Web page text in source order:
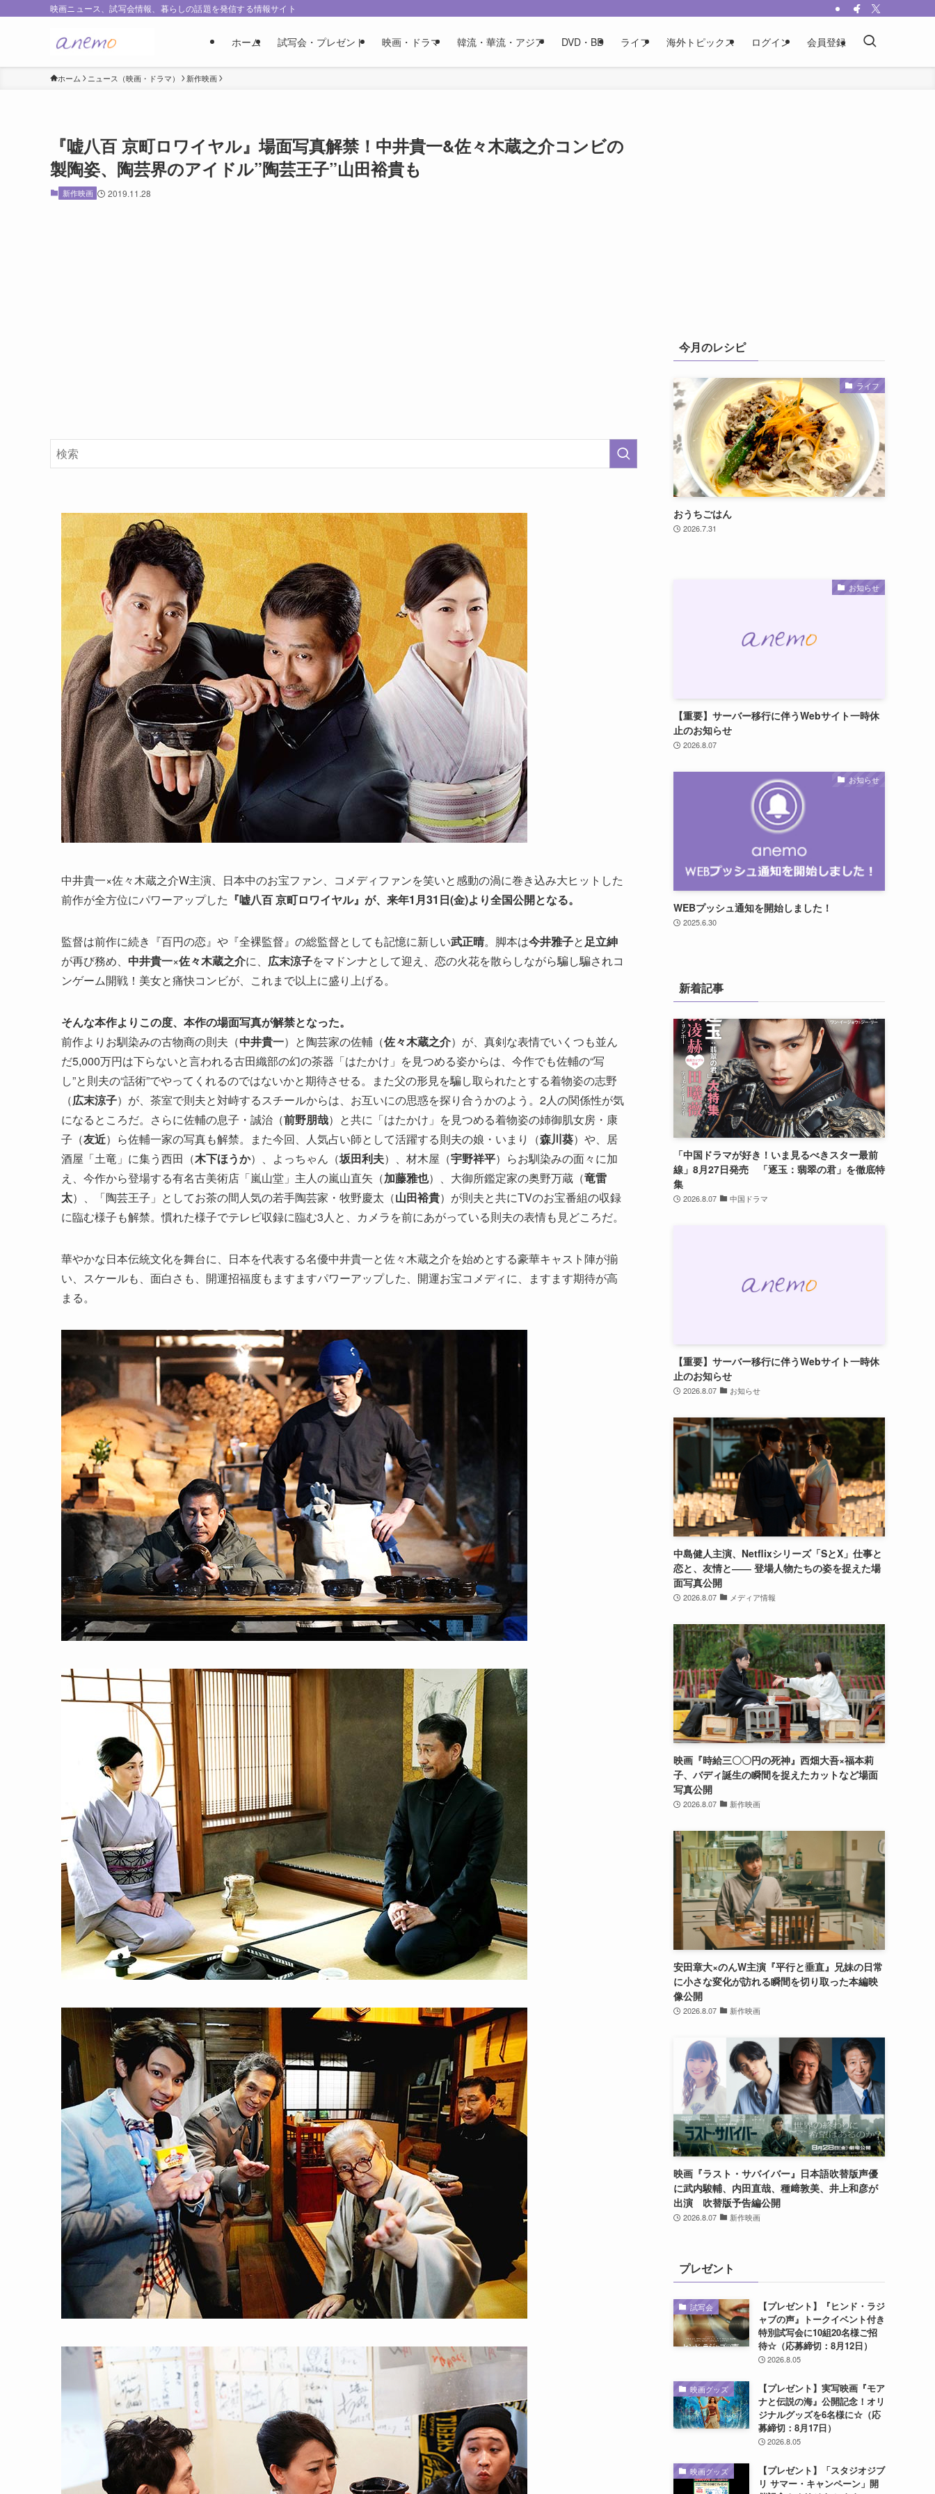
映画ニュース、試写会情報、暮らしの話題を発信する情報サイト
ホーム 試写会・プレゼント 映画・ドラマ 韓流・華流・アジア DVD・BD ライフ 海外トピックス ログイン 会員登録
ホーム ニュース（映画・ドラマ） 新作映画
『嘘八百 京町ロワイヤル』場面写真解禁！中井貴一&佐々木蔵之介コンビの
製陶姿、陶芸界のアイドル”陶芸王子”山田裕貴も
新作映画 2019.11.28
中井貴一×佐々木蔵之介W主演、日本中のお宝ファン、コメディファンを笑いと感動の渦に巻き込み大ヒットした
前作が全方位にパワーアップした 『嘘八百 京町ロワイヤル』が、来年1月31日(金)より全国公開となる。
監督は前作に続き『百円の恋』や『全裸監督』の総監督としても記憶に新しい武正晴。脚本は今井雅子と足立紳
が再び務め、 中井貴一×佐々木蔵之介に、 広末涼子をマドンナとして迎え、恋の火花を散らしながら騙し騙されコ
ンゲーム開戦！美女と痛快コンビが、これまで以上に盛り上げる。
そんな本作よりこの度、本作の場面写真が解禁となった。
前作よりお馴染みの古物商の則夫（中井貴一）と陶芸家の佐輔（佐々木蔵之介）が、真剣な表情でいくつも並ん
だ5,000万円は下らないと言われる古田織部の幻の茶器「はたかけ」を見つめる姿からは、今作でも佐輔の“写
し”と則夫の“話術”でやってくれるのではないかと期待させる。また父の形見を騙し取られたとする着物姿の志野
（広末涼子）が、茶室で則夫と対峙するスチールからは、お互いにの思惑を探り合うかのよう。2人の関係性が気
になるところだ。さらに佐輔の息子・誠治（前野朋哉）と共に「はたかけ」を見つめる着物姿の姉御肌女房・康
子（友近）ら佐輔一家の写真も解禁。また今回、人気占い師として活躍する則夫の娘・いまり（森川葵）や、居
酒屋「土竜」に集う西田（木下ほうか）、よっちゃん（坂田利夫）、材木屋（宇野祥平）らお馴染みの面々に加
え、今作から登場する有名古美術店「嵐山堂」主人の嵐山直矢（加藤雅也）、大御所鑑定家の奥野万蔵（竜雷
太）、「陶芸王子」としてお茶の間人気の若手陶芸家・牧野慶太（山田裕貴）が則夫と共にTVのお宝番組の収録
に臨む様子も解禁。慣れた様子でテレビ収録に臨む3人と、カメラを前にあがっている則夫の表情も見どころだ。
華やかな日本伝統文化を舞台に、日本を代表する名優中井貴一と佐々木蔵之介を始めとする豪華キャスト陣が揃
い、スケールも、面白さも、開運招福度もますますパワーアップした、開運お宝コメディに、ますます期待が高
まる。
今月のレシピ
ライフ
おうちごはん
2026.7.31
お知らせ
【重要】サーバー移行に伴うWebサイト一時休
止のお知らせ
2026.8.07
お知らせ
WEBプッシュ通知を開始しました！
2025.6.30
新着記事
「中国ドラマが好き！いま見るべきスター最前
線」8月27日発売 「逐玉：翡翠の君」を徹底特
集
2026.8.07 中国ドラマ
【重要】サーバー移行に伴うWebサイト一時休
止のお知らせ
2026.8.07 お知らせ
中島健人主演、Netflixシリーズ「SとX」仕事と
恋と、友情と―― 登場人物たちの姿を捉えた場
面写真公開
2026.8.07 メディア情報
映画『時給三〇〇円の死神』西畑大吾×福本莉
子、バディ誕生の瞬間を捉えたカットなど場面
写真公開
2026.8.07 新作映画
安田章大×のんW主演『平行と垂直』兄妹の日常
に小さな変化が訪れる瞬間を切り取った本編映
像公開
2026.8.07 新作映画
映画『ラスト・サバイバー』日本語吹替版声優
に武内駿輔、内田直哉、種﨑敦美、井上和彦が
出演 吹替版予告編公開
2026.8.07 新作映画
プレゼント
試写会
【プレゼント】『ヒンド・ラジ
ャブの声』トークイベント付き
特別試写会に10組20名様ご招
待☆（応募締切：8月12日）
2026.8.05
映画グッズ
【プレゼント】実写映画『モア
ナと伝説の海』公開記念！オリ
ジナルグッズを6名様に☆（応
募締切：8月17日）
2026.8.05
映画グッズ
【プレゼント】「スタジオジブ
リ サマー・キャンペーン」開